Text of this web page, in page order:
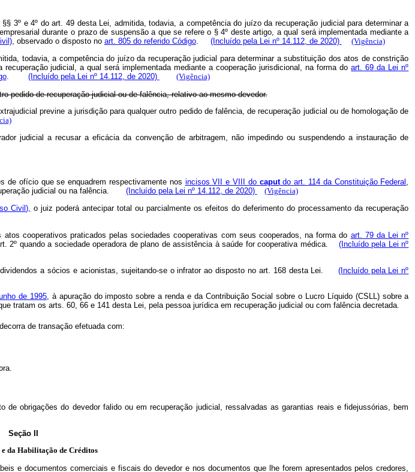
3º e 4º do art. 49 desta Lei, admitida, todavia, a competência do juízo da recuperação judicial para determinar a
durante o prazo de suspensão a que se refere o § 4º deste artigo, a qual será implementada mediante a
, observado o disposto no art. 805 do referido Código. (Incluído pela Lei nº 14.112, de 2020)
(Vigência)
todavia, a competência do juízo da recuperação judicial para determinar a substituição dos atos de constrição
judicial, a qual será implementada mediante a cooperação jurisdicional, na forma doart. 69 da Lei nº
. (Incluído pela Lei nº 14.112, de 2020)
(Vigência)
pedido de recuperação judicial ou de falência, relativo ao mesmo devedor.
previne a jurisdição para qualquer outro pedido de falência, de recuperação judicial ou de homologação de
judicial a recusar a eficácia da convenção de arbitragem, não impedindo ou suspendendo a instauração de
de ofício que se enquadrem respectivamente nos incisos VII e VIII do caputdo art. 114 da Constituição Federal ,
judicial ou na falência. (Incluído pela Lei nº 14.112, de 2020)
(Vigência)
Civil), o juiz poderá antecipar total ou parcialmente os efeitos do deferimento do processamento da recuperação
cooperativos praticados pelas sociedades cooperativas com seus cooperados, na forma do art. 79 da Lei nº
2º quando a sociedade operadora de plano de assistência à saúde for cooperativa médica.
(Incluído pela Lei nº
a sócios e acionistas, sujeitando-se o infrator ao disposto no art. 168 desta Lei. (Incluído pela Lei nº
de 1995, à apuração do imposto sobre a renda e da Contribuição Social sobre o Lucro Líquido (CSLL) sobre a
tratam os arts. 60, 66 e 141 desta Lei, pela pessoa jurídica em recuperação judicial ou com falência decretada.
de transação efetuada com:
obrigações do devedor falido ou em recuperação judicial, ressalvadas as garantias reais e fidejussórias, bem
Seção II
da Habilitação de Créditos
e documentos comerciais e fiscais do devedor e nos documentos que lhe forem apresentados pelos credores,